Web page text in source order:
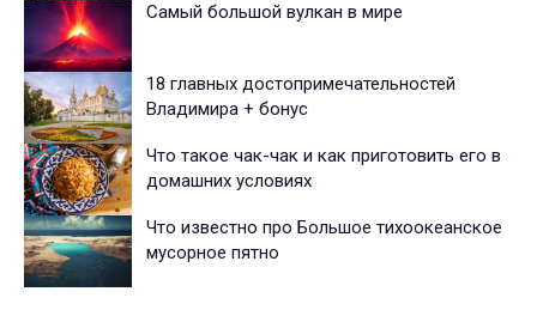
Самый большой вулкан в мире
18 главных достопримечательностей
Владимира + бонус
Что такое чак-чак и как приготовить его в
домашних условиях
Что известно про Большое тихоокеанское
мусорное пятно